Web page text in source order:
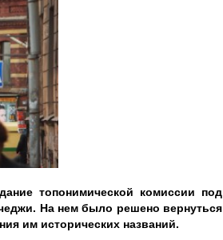
топонимической комиссии под
На нем было решено вернуться
им исторических названий.